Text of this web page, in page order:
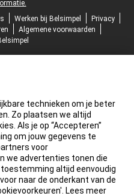
Werken bij Belsimpel
Privacy
Algemene voorwaarden
technieken om je beter
Zo plaatsen we altijd
Als je op “Accepteren”
om jouw gegevens te
voor
we advertenties tonen die
altijd eenvoudig
naar de onderkant van de
Lees meer